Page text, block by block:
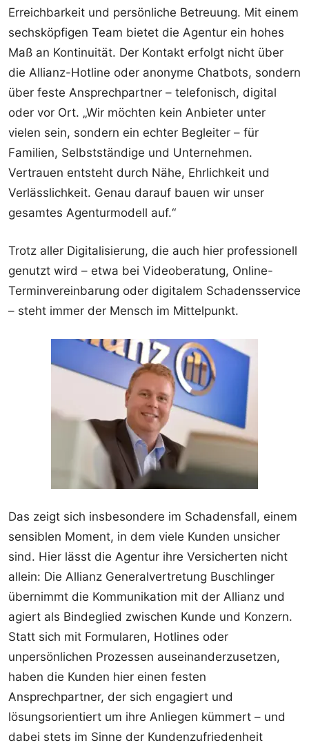
Erreichbarkeit und persönliche Betreuung. Mit einem
sechsköpfigen Team bietet die Agentur ein hohes
Maß an Kontinuität. Der Kontakt erfolgt nicht über
die Allianz-Hotline oder anonyme Chatbots, sondern
über feste Ansprechpartner – telefonisch, digital
oder vor Ort. „Wir möchten kein Anbieter unter
vielen sein, sondern ein echter Begleiter – für
Familien, Selbstständige und Unternehmen.
Vertrauen entsteht durch Nähe, Ehrlichkeit und
Verlässlichkeit. Genau darauf bauen wir unser
gesamtes Agenturmodell auf.“
Trotz aller Digitalisierung, die auch hier professionell
genutzt wird – etwa bei Videoberatung, Online-
Terminvereinbarung oder digitalem Schadensservice
– steht immer der Mensch im Mittelpunkt.
Das zeigt sich insbesondere im Schadensfall, einem
sensiblen Moment, in dem viele Kunden unsicher
sind. Hier lässt die Agentur ihre Versicherten nicht
allein: Die Allianz Generalvertretung Buschlinger
übernimmt die Kommunikation mit der Allianz und
agiert als Bindeglied zwischen Kunde und Konzern.
Statt sich mit Formularen, Hotlines oder
unpersönlichen Prozessen auseinanderzusetzen,
haben die Kunden hier einen festen
Ansprechpartner, der sich engagiert und
lösungsorientiert um ihre Anliegen kümmert – und
dabei stets im Sinne der Kundenzufriedenheit